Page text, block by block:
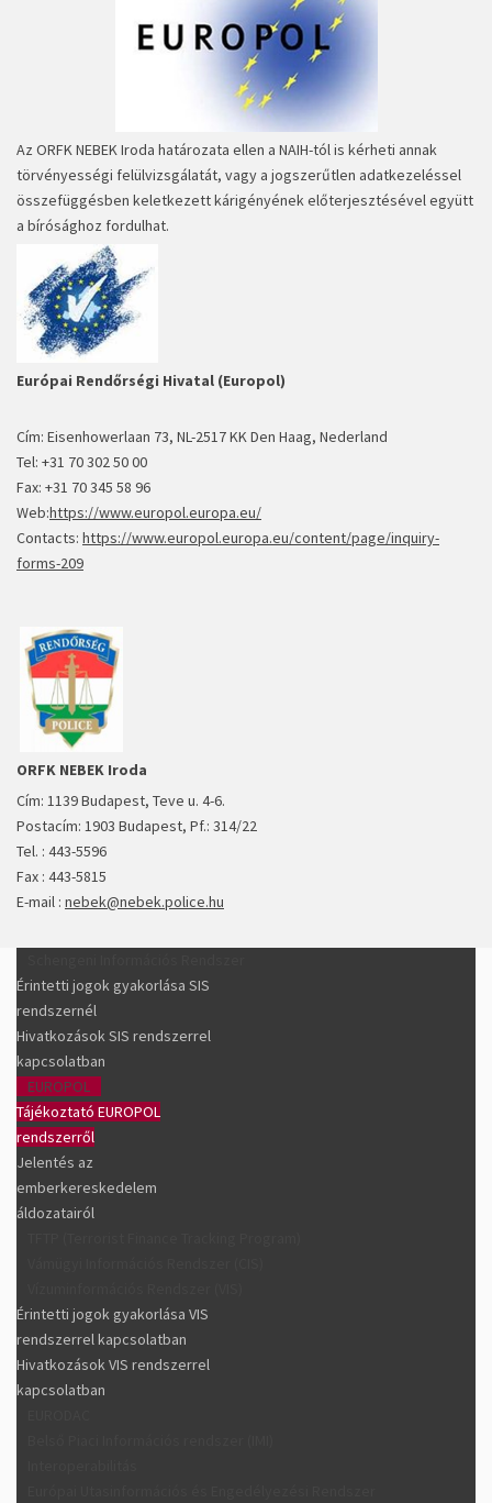
Az ORFK NEBEK Iroda határozata ellen a NAIH-tól is kérheti annak
törvényességi felülvizsgálatát, vagy a jogszerűtlen adatkezeléssel
összefüggésben keletkezett kárigényének előterjesztésével együtt
a bírósághoz fordulhat.
Európai Rendőrségi Hivatal (Europol)
Cím: Eisenhowerlaan 73, NL-2517 KK Den Haag, Nederland
Tel: +31 70 302 50 00
Fax: +31 70 345 58 96
Web:https://www.europol.europa.eu/
Contacts: https://www.europol.europa.eu/content/page/inquiry-
forms-209
ORFK NEBEK Iroda
Cím: 1139 Budapest, Teve u. 4-6.
Postacím: 1903 Budapest, Pf.: 314/22
Tel. : 443-5596
Fax : 443-5815
E-mail : nebek@nebek.police.hu
Érintetti jogok gyakorlása SIS
rendszernél
Hivatkozások SIS rendszerrel
kapcsolatban
EUROPOL
Tájékoztató EUROPOL
rendszerről
Jelentés az
emberkereskedelem
áldozatairól
Érintetti jogok gyakorlása VIS
rendszerrel kapcsolatban
Hivatkozások VIS rendszerrel
kapcsolatban